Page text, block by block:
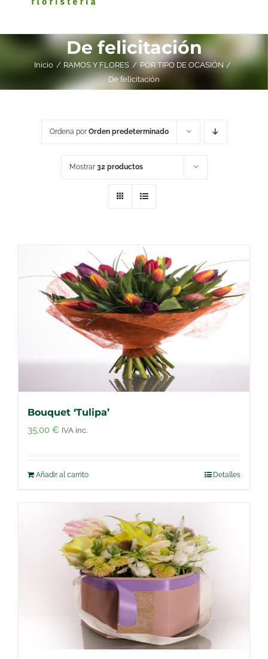
De felicitación
Inicio RAMOS Y FLORES
POR TIPO DE OCASIÓN
De felicitación
Ordena por Orden predeterminado
Mostrar 32 productos
Bouquet ‘Tulipa’
35,00 € IVA inc.
Añadir al carrito Detalles